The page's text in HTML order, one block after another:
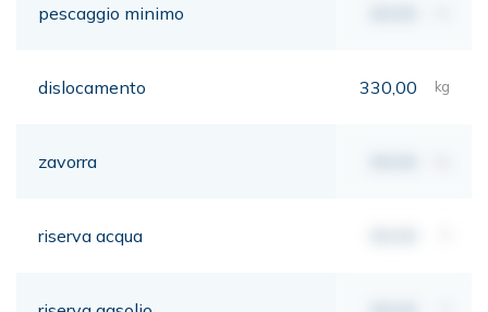
pescaggio minimo
dislocamento 330,00 kg
zavorra
riserva acqua